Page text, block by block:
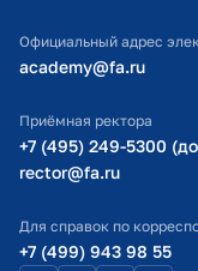
Официальный адрес
academy@fa.ru
Приёмная ректора
+7 (495) 249-5300
rector@fa.ru
Для справок по
+7 (499) 943 98 55